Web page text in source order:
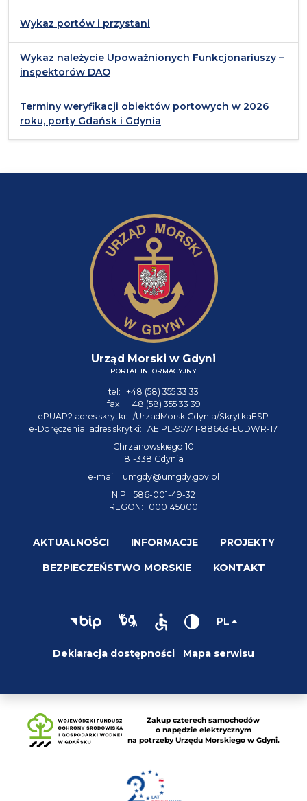
Wykaz portów i przystani
Wykaz należycie Upoważnionych Funkcjonariuszy –
inspektorów DAO
Terminy weryfikacji obiektów portowych w 2026
roku, porty Gdańsk i Gdynia
Urząd Morski w Gdyni
PORTAL INFORMACYJNY
tel: +48 (58) 355 33 33
fax: +48 (58) 355 33 39
ePUAP2 adres skrytki: /UrzadMorskiGdynia/SkrytkaESP
e-Doręczenia: adres skrytki: AE:PL-95741-88663-EUDWR-17
Chrzanowskiego 10
81-338 Gdynia
e-mail:
umgdy@umgdy.gov.pl
NIP: 586-001-49-32
REGON:
000145000
AKTUALNOŚCI INFORMACJE PROJEKTY
BEZPIECZEŃSTWO MORSKIE KONTAKT
PL
Deklaracja dostępności Mapa serwisu